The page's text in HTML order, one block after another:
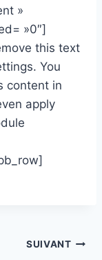
»
»0″]
this text
You
content in
apply
SUIVANT